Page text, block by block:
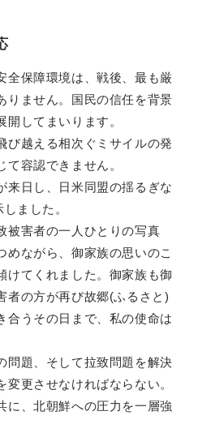
保障環境は、戦後、最も厳
りません。国民の信任を背景
してまいります。
越える相次ぐミサイルの発
容認できません。
日し、日米同盟の揺るぎな
ました。
害者の一人ひとりの写真
めながら、御家族の思いのこ
けてくれました。御家族も御
者の方が再び故郷(ふるさと)
合うその日まで、私の使命は
題、そして拉致問題を解決
更させなければならない。
に、北朝鮮への圧力を一層強